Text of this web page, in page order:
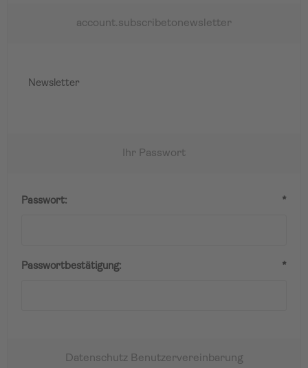
account.subscribetonewsletter
Newsletter
Ihr Passwort
Passwort: *
Passwortbestätigung: *
Datenschutz Benutzervereinbarung